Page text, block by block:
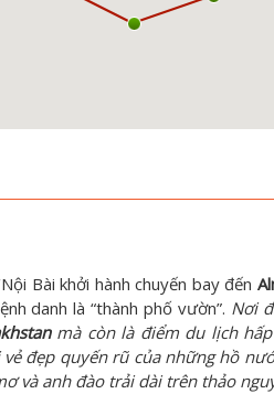
Bài khởi hành chuyến bay đến
danh là “thành phố vườn”. Nơi
mà còn là điểm du lịch
đẹp quyến rũ của những hồ
và anh đào trải dài trên thảo